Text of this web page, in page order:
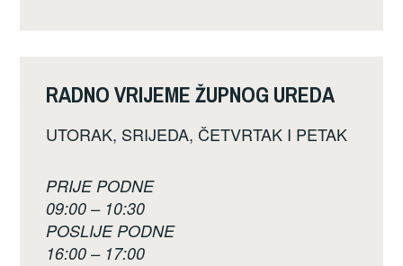
RADNO VRIJEME ŽUPNOG UREDA
UTORAK, SRIJEDA, ČETVRTAK I PETAK
PRIJE PODNE
09:00 – 10:30
POSLIJE PODNE
16:00 – 17:00